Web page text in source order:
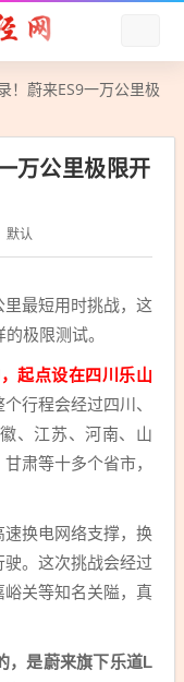
！蔚来ES9一万公里极
万公里极限开
默认
最短用时挑战，这
极限测试。
起点设在四川乐山
个行程会经过四川、
、江苏、河南、山
肃等十多个省市，
换电网络支撑，换
。这次挑战会经过
关等知名关隘，真
，是蔚来旗下乐道L